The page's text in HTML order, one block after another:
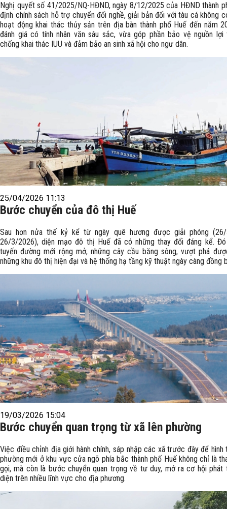
Nghị quyết số 41/2025/NQ-HĐND, ngày 8/12/2025 của HĐND thành
định chính sách hỗ trợ chuyển đổi nghề, giải bản đối với tàu cá không
hoạt động khai thác thủy sản trên địa bàn thành phố Huế đến năm
đánh giá có tính nhân văn sâu sắc, vừa góp phần bảo vệ nguồn lợi
chống khai thác IUU và đảm bảo an sinh xã hội cho ngư dân.
25/04/2026 11:13
Bước chuyển của đô thị Huế
Sau hơn nửa thế kỷ kể từ ngày quê hương được giải phóng
26/3/2026), diện mạo đô thị Huế đã có những thay đổi đáng kể.
tuyến đường mới rộng mở, những cây cầu băng sông, vượt phá
những khu đô thị hiện đại và hệ thống hạ tầng kỹ thuật ngày càng đồng
19/03/2026 15:04
Bước chuyển quan trọng từ xã lên phường
Việc điều chỉnh địa giới hành chính, sáp nhập các xã trước đây để hình
phường mới ở khu vực cửa ngõ phía bắc thành phố Huế không chỉ là
gọi, mà còn là bước chuyển quan trọng về tư duy, mở ra cơ hội phát
diện trên nhiều lĩnh vực cho địa phương.